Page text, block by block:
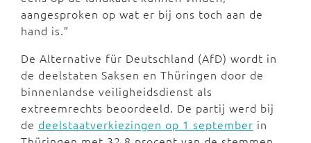
aangesproken op wat er bij ons toch aan de
hand is.”
De Alternative für Deutschland (AfD) wordt in
de deelstaten Saksen en Thüringen door de
binnenlandse veiligheidsdienst als
extreemrechts beoordeeld. De partij werd bij
de deelstaatverkiezingen op 1 september in